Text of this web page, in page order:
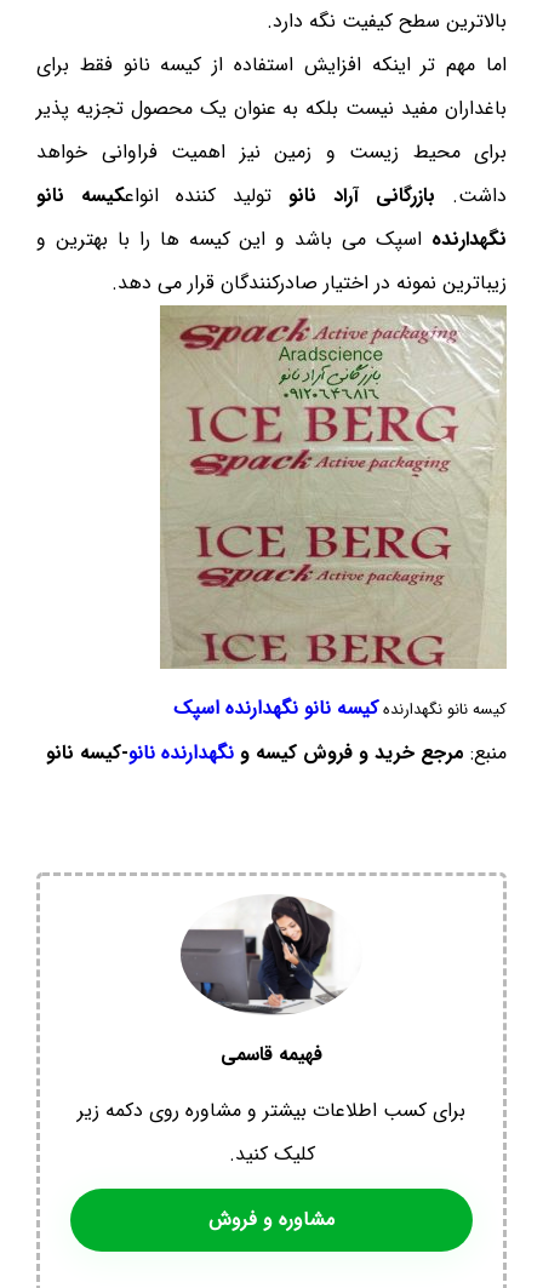
بالاترین سطح کیفیت نگه دارد.
اما مهم تر اینکه افزایش استفاده از کیسه نانو فقط برای
باغداران مفید نیست بلکه به عنوان یک محصول تجزیه پذیر
برای محیط زیست و زمین نیز اهمیت فراوانی خواهد
داشت. بازرگانی آراد نانو تولید کننده انواعکیسه نانو
نگهدارنده اسپک می باشد و این کیسه ها را با بهترین و
زیباترین نمونه در اختیار صادرکنندگان قرار می دهد.
کیسه نانو نگهدارندهکیسه نانو نگهدارنده اسپک
منبع: مرجع خرید و فروش کیسه و نگهدارنده نانو-کیسه نانو
فهیمه قاسمی
برای کسب اطلاعات بیشتر و مشاوره روی دکمه زیر
کلیک کنید.
مشاوره و فروش